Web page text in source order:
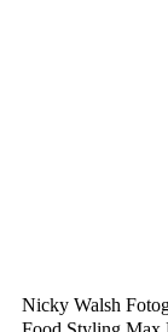
Nicky Walsh